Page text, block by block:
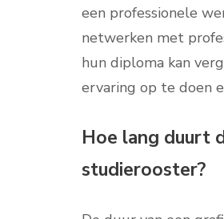
een professionele
netwerken met
hun diploma kan
ervaring op te doen
Hoe lang duurt
studierooster?